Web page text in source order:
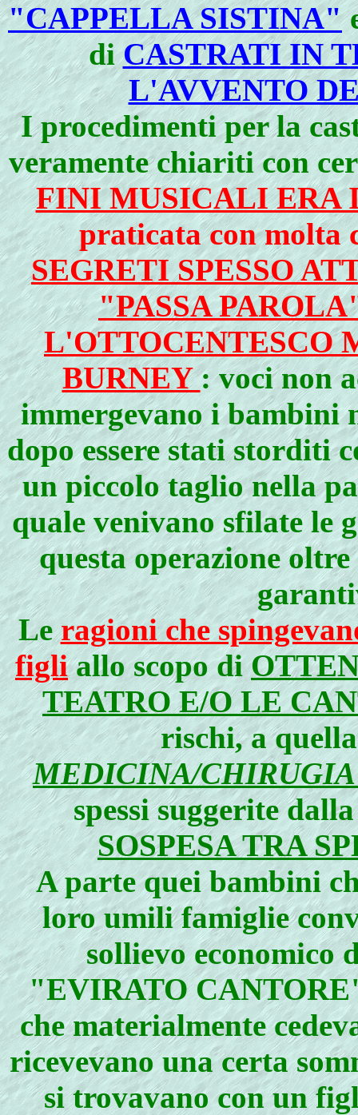
"CAPPELLA SISTINA"
diCASTRATI IN
L'AVVENTO
I procedimenti per la
veramente chiariti con
FINI MUSICALI ERA
praticata con molta
SEGRETI SPESSO
"PASSA
L'OTTOCENTESCO
BURNEY: voci non
immergevano i bambini
dopo essere stati storditi
un piccolo taglio nella
quale venivano sfilate le
questa operazione
Le ragioni che
figliallo scopo di
TEATRO E/O LE
rischi, a
MEDICINA/
spessi suggerite
SOSPESA TRA
A parte quei bambini
loro umili famiglie
sollievo economico
"EVIRATO
che materialmente
ricevevano una certa
si trovavano con un